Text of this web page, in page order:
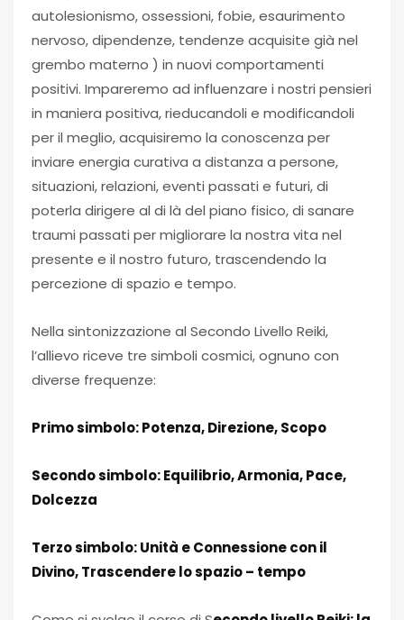
autolesionismo, ossessioni, fobie, esaurimento
nervoso, dipendenze, tendenze acquisite già nel
grembo materno ) in nuovi comportamenti
positivi. Impareremo ad influenzare i nostri pensieri
in maniera positiva, rieducandoli e modificandoli
per il meglio, acquisiremo la conoscenza per
inviare energia curativa a distanza a persone,
situazioni, relazioni, eventi passati e futuri, di
poterla dirigere al di là del piano fisico, di sanare
traumi passati per migliorare la nostra vita nel
presente e il nostro futuro, trascendendo la
percezione di spazio e tempo.
Nella sintonizzazione al Secondo Livello Reiki,
l’allievo riceve tre simboli cosmici, ognuno con
diverse frequenze:
Primo simbolo: Potenza, Direzione, Scopo
Secondo simbolo: Equilibrio, Armonia, Pace,
Dolcezza
Terzo simbolo: Unità e Connessione con il
Divino, Trascendere lo spazio – tempo